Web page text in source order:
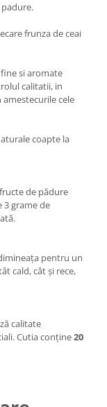
frunza de ceai
si aromate
calitatii, in
cele
coapte la
de pădure
3 grame de
pentru un
cald, cât și rece,
calitate
Cutia conține20